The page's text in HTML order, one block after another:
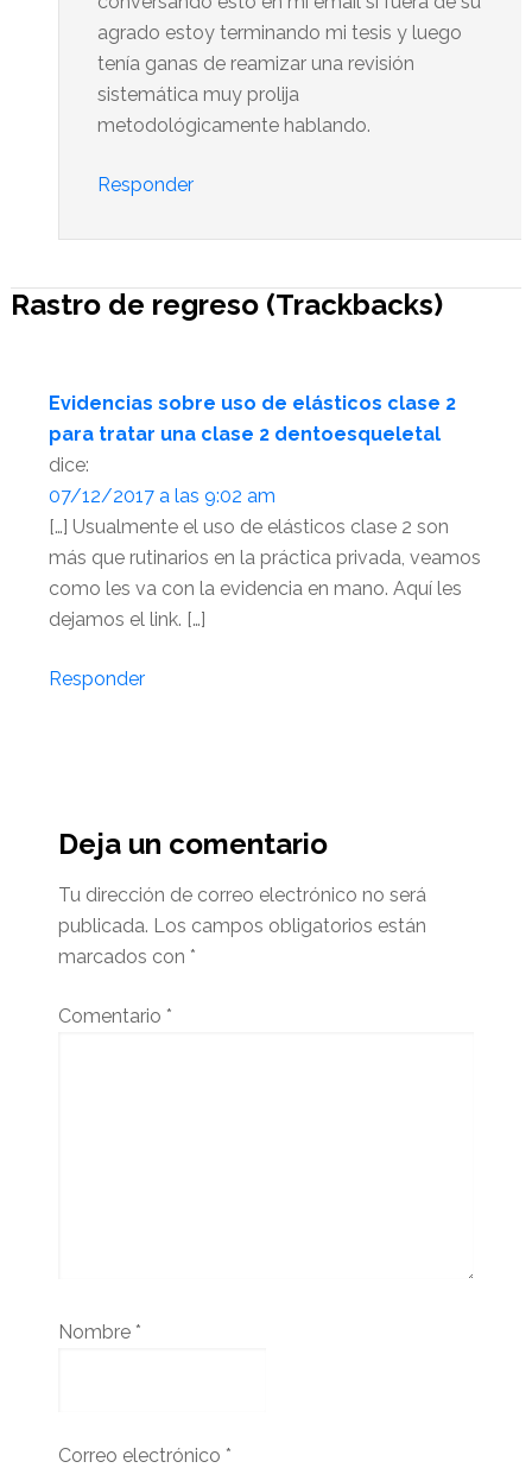
agrado estoy terminando mi tesis y luego
tenía ganas de reamizar una revisión
sistemática muy prolija
metodológicamente hablando.
Responder
Rastro de regreso (Trackbacks)
Evidencias sobre uso de elásticos clase 2
para tratar una clase 2 dentoesqueletal
dice:
07/12/2017 a las 9:02 am
[…] Usualmente el uso de elásticos clase 2 son
más que rutinarios en la práctica privada, veamos
como les va con la evidencia en mano. Aquí les
dejamos el link. […]
Responder
Deja un comentario
Tu dirección de correo electrónico no será
publicada. Los campos obligatorios están
marcados con *
Comentario *
Nombre *
Correo electrónico *